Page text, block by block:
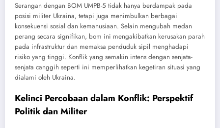
Serangan dengan BOM UMPB-5 tidak hanya berdampak pada
posisi militer Ukraina, tetapi juga menimbulkan berbagai
konsekuensi sosial dan kemanusiaan. Selain mengubah medan
perang secara signifikan, bom ini mengakibatkan kerusakan parah
pada infrastruktur dan memaksa penduduk sipil menghadapi
risiko yang tinggi. Konflik yang semakin intens dengan senjata-
senjata canggih seperti ini memperlihatkan kegetiran situasi yang
dialami oleh Ukraina.
Kelinci Percobaan dalam Konflik: Perspektif
Politik dan Militer